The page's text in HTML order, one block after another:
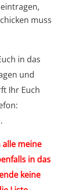
muss
in das
und
Ihr Euch
meine
in das
keine